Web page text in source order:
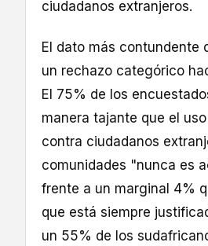
ciudadanos extranjeros.
El dato más contundente
un rechazo categórico
El 75% de los
manera tajante que el
contra ciudadanos
comunidades "nunca es
frente a un marginal 4%
que está siempre
un 55% de los